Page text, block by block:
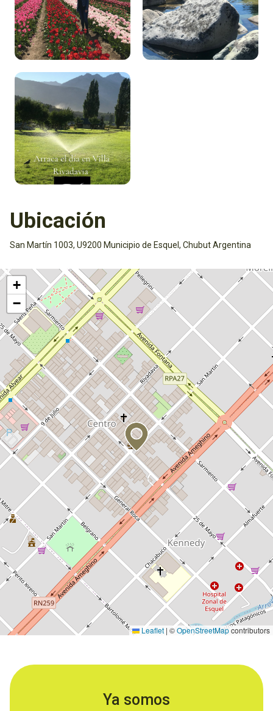
Ubicación
San Martín 1003, U9200 Municipio de Esquel, Chubut Argentina
+
−
Leaflet | ©OpenStreetMapcontributors
Activar mapa
Ya somos